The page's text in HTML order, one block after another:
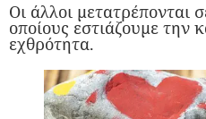
Οι άλλοι μετατρέπονται
οποίους εστιάζουμε την
εχθρότητα.